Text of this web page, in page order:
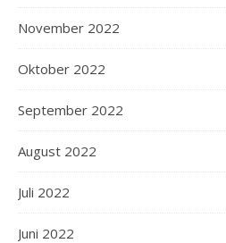
November 2022
Oktober 2022
September 2022
August 2022
Juli 2022
Juni 2022